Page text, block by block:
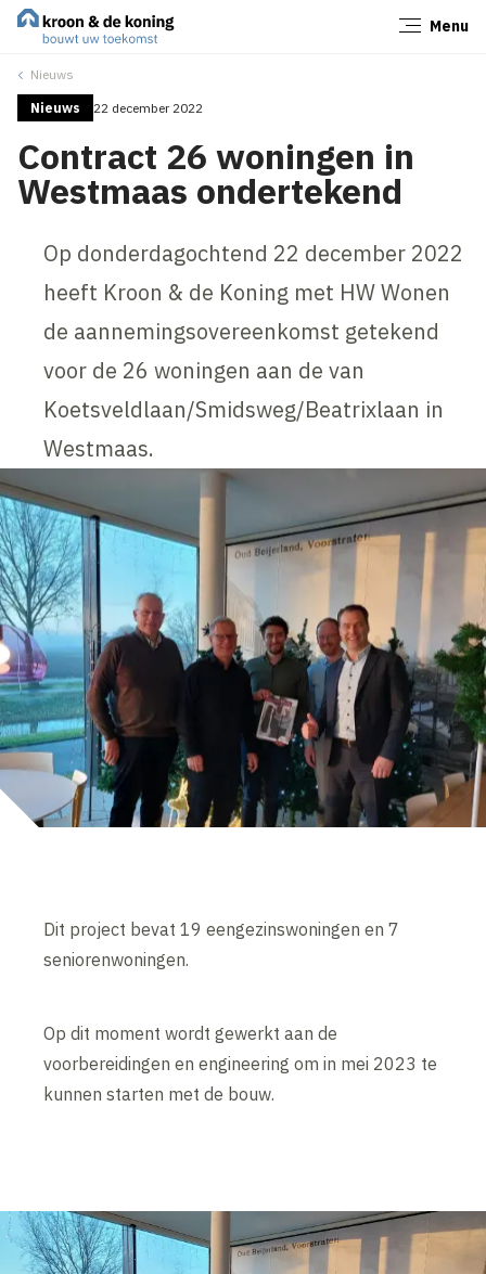
Menu
Nieuws
Nieuws 22 december 2022
Contract 26 woningen in
Westmaas ondertekend
Op donderdagochtend 22 december 2022
heeft Kroon & de Koning met HW Wonen
de aannemingsovereenkomst getekend
voor de 26 woningen aan de van
Koetsveldlaan/Smidsweg/Beatrixlaan in
Westmaas.
Dit project bevat 19 eengezinswoningen en 7
seniorenwoningen.
Op dit moment wordt gewerkt aan de
voorbereidingen en engineering om in mei 2023 te
kunnen starten met de bouw.
Sluiten